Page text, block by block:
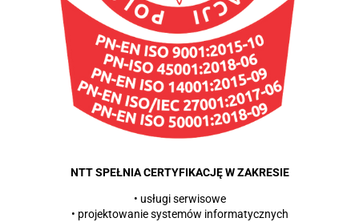
NTT SPEŁNIA CERTYFIKACJĘ W ZAKRESIE
• usługi serwisowe
• projektowanie systemów informatycznych